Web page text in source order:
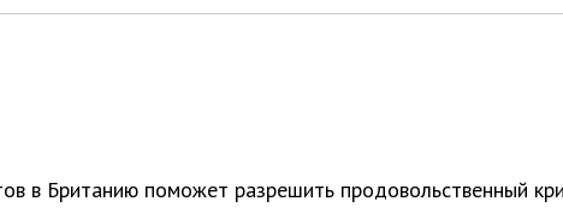
в Британию поможет разрешить продовольственный